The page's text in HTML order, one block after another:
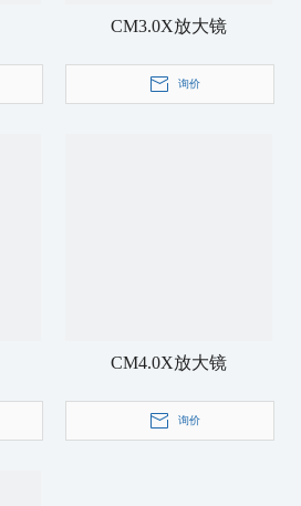
CM3.0X放大镜
询价
CM4.0X放大镜
询价